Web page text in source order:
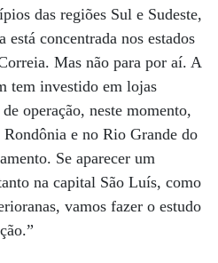
das regiões Sul e Sudeste,
está concentrada nos estados
Mas não para por aí. A
tem investido em lojas
operação, neste momento,
Rondônia e no Rio Grande do
Se aparecer um
na capital São Luís, como
vamos fazer o estudo